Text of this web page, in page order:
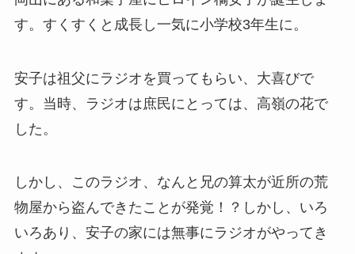
す。すくすくと成長し一気に小学校3年生に。
安子は祖父にラジオを買ってもらい、大喜びで
す。当時、ラジオは庶民にとっては、高嶺の花で
した。
しかし、このラジオ、なんと兄の算太が近所の荒
物屋から盗んできたことが発覚！？しかし、いろ
いろあり、安子の家には無事にラジオがやってき